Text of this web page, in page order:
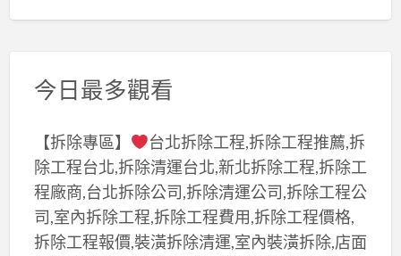
今日最多觀看
【拆除專區】
台北拆除工程,拆除工程推薦,拆
除工程台北,拆除清運台北,新北拆除工程,拆除工
程廠商,台北拆除公司,拆除清運公司,拆除工程公
司,室內拆除工程,拆除工程費用,拆除工程價格,
拆除工程報價,裝潢拆除清運,室內裝潢拆除,店面